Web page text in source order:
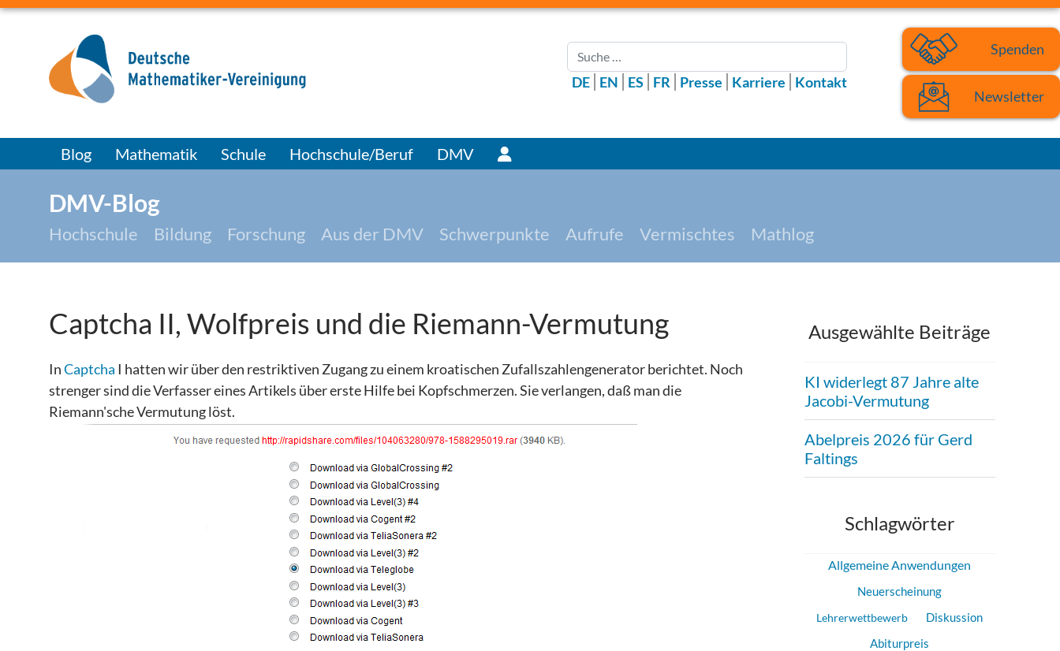
Suchen
DE EN ES FR Presse Karriere Kontakt
Spenden
Newsletter
Blog Mathematik Schule Hochschule/Beruf DMV
DMV-Blog
Hochschule Bildung Forschung Aus der DMV Schwerpunkte Aufrufe Vermischtes Mathlog
Captcha II, Wolfpreis und die Riemann-Vermutung
InCaptcha I hatten wir über den restriktiven Zugang zu einem kroatischen Zufallszahlengenerator berichtet. Noch
strenger sind die Verfasser eines Artikels über erste Hilfe bei Kopfschmerzen. Sie verlangen, daß man die
Riemann'sche Vermutung löst.
Ausgewählte Beiträge
KI widerlegt 87 Jahre alte
Jacobi-Vermutung
Abelpreis 2026 für Gerd
Faltings
Schlagwörter
Allgemeine Anwendungen
Neuerscheinung
Lehrerwettbewerb Diskussion
Abiturpreis